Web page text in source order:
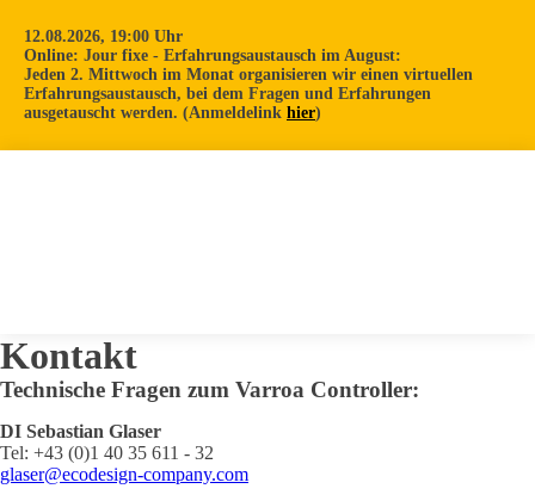
12.08.2026, 19:00 Uhr
Online: Jour fixe - Erfahrungsaustausch im August:
Jeden 2. Mittwoch im Monat organisieren wir einen virtuellen
Erfahrungsaustausch, bei dem Fragen und Erfahrungen
ausgetauscht werden. (Anmeldelink hier)
Kontakt
Technische Fragen zum Varroa Controller:
DI Sebastian Glaser
Tel: +43 (0)1 40 35 611 - 32
glaser@ecodesign-company.com